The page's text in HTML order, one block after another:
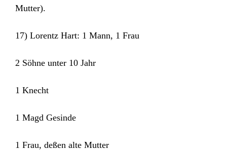
Mutter).
17) Lorentz Hart: 1 Mann, 1 Frau
2 Söhne unter 10 Jahr
1 Knecht
1 Magd Gesinde
1 Frau, deßen alte Mutter